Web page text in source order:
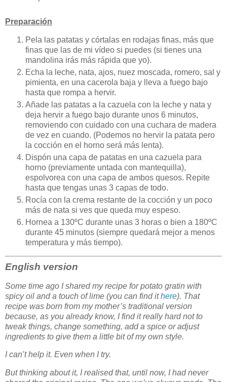
Preparación
Pela las patatas y córtalas en rodajas finas, más que
finas que las de mi vídeo si puedes (si tienes una
mandolina irás más rápida que yo).
Echa la leche, nata, ajos, nuez moscada, romero, sal y
pimienta, en una cacerola baja y lleva a fuego bajo
hasta que rompa a hervir.
Añade las patatas a la cazuela con la leche y nata y
deja hervir a fuego bajo durante unos 6 minutos,
removiendo con cuidado con una cuchara de madera
de vez en cuando. (Podemos no hervir la patata pero
la cocción en el horno será más lenta).
Dispón una capa de patatas en una cazuela para
horno (previamente untada con mantequilla),
espolvorea con una capa de ambos quesos. Repite
hasta que tengas unas 3 capas de todo.
Rocía con la crema restante de la cocción y un poco
más de nata si ves que queda muy espeso.
Hornea a 130ºC durante unas 3 horas o bien a 180ºC
durante 45 minutos (siempre quedará mejor a menos
temperatura y más tiempo).
English version
Some time ago I shared my recipe for potato gratin with
spicy oil and a touch of lime (you can find ithere). That
recipe was born from my mother’s traditional version
because, as you already know, I find it really hard not to
tweak things, change something, add a spice or adjust
ingredients to give them a little bit of my own style.
I can’t help it. Even when I try.
But thinking about it, I realised that, until now, I had never